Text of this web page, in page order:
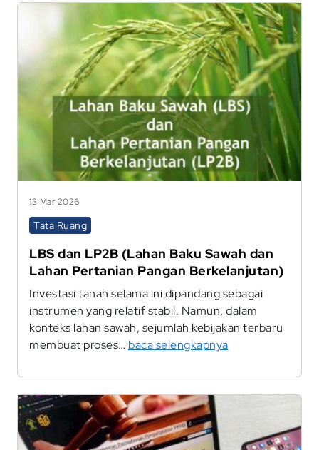
13 Mar 2026
Tata Ruang
LBS dan LP2B (Lahan Baku Sawah dan
Lahan Pertanian Pangan Berkelanjutan)
Investasi tanah selama ini dipandang sebagai
instrumen yang relatif stabil. Namun, dalam
konteks lahan sawah, sejumlah kebijakan terbaru
membuat proses… baca selengkapnya